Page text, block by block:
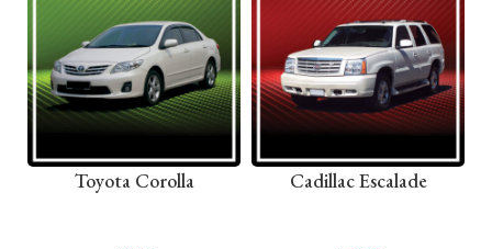
Toyota Corolla Cadillac Escalade